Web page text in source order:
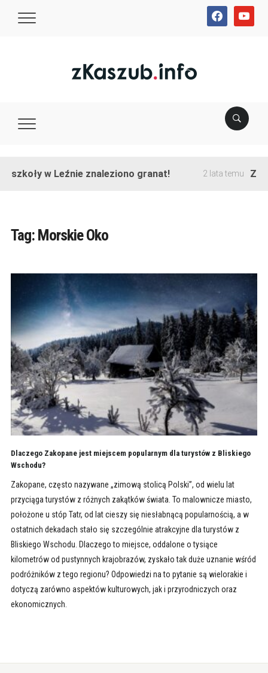
facebookyoutube
szkoły w Leźnie znaleziono granat! 2 lata temu
Tag: Morskie Oko
Dlaczego Zakopane jest miejscem popularnym dla turystów z Bliskiego
Wschodu?
Zakopane, często nazywane „zimową stolicą Polski”, od wielu lat
przyciąga turystów z różnych zakątków świata. To malownicze miasto,
położone u stóp Tatr, od lat cieszy się niesłabnącą popularnością, a w
ostatnich dekadach stało się szczególnie atrakcyjne dla turystów z
Bliskiego Wschodu. Dlaczego to miejsce, oddalone o tysiące
kilometrów od pustynnych krajobrazów, zyskało tak duże uznanie wśród
podróżników z tego regionu? Odpowiedzi na to pytanie są wielorakie i
dotyczą zarówno aspektów kulturowych, jak i przyrodniczych oraz
ekonomicznych.